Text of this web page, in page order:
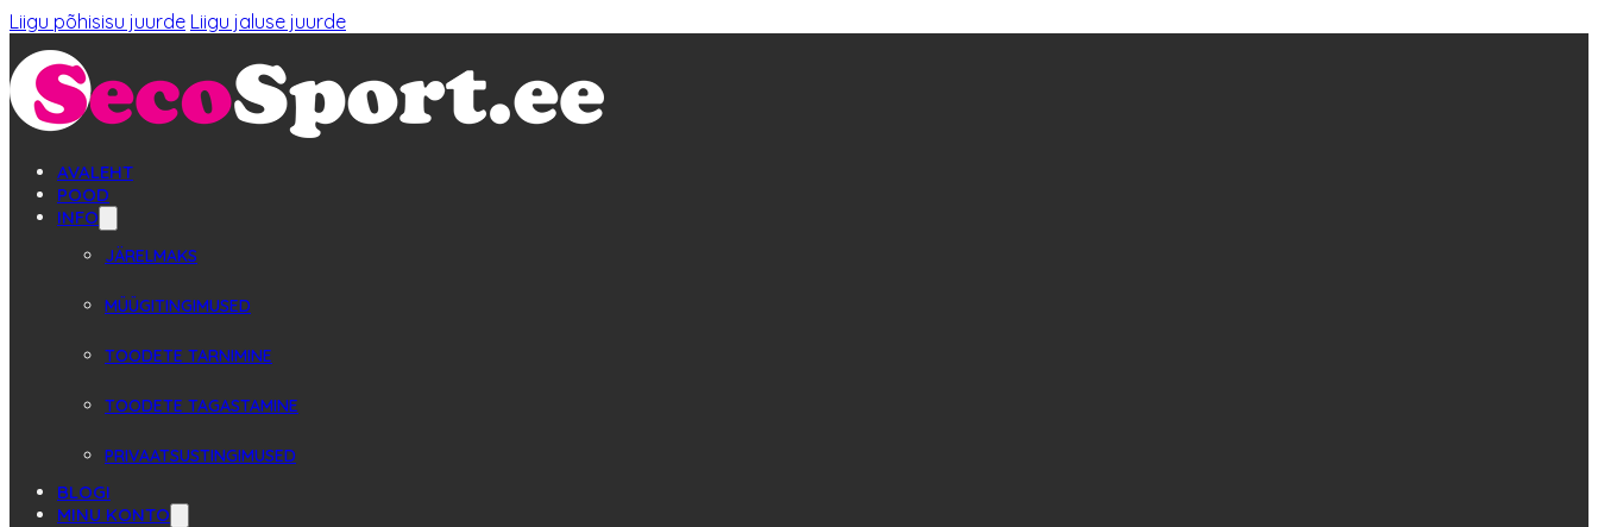
Liigu põhisisu juurde Liigu jaluse juurde
AVALEHT
POOD
INFO
JÄRELMAKS
MÜÜGITINGIMUSED
TOODETE TARNIMINE
TOODETE TAGASTAMINE
PRIVAATSUSTINGIMUSED
BLOGI
MINU KONTO